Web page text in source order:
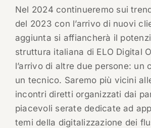
Nel 2024 continueremo sui
del 2023 con l’arrivo di nuovi
aggiunta si affiancherà il
struttura italiana di ELO Digital
l’arrivo di altre due persone: un
un tecnico. Saremo più vicini
incontri diretti organizzati dai
piacevoli serate dedicate ad
temi della digitalizzazione dei